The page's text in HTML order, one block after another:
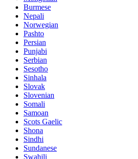
Burmese
Nepali
Norwegian
Pashto
Persian
Punjabi
Serbian
Sesotho
Sinhala
Slovak
Slovenian
Somali
Samoan
Scots Gaelic
Shona
Sindhi
Sundanese
Swahili